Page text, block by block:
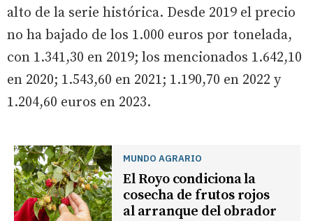
alto de la serie histórica. Desde 2019 el precio
no ha bajado de los 1.000 euros por tonelada,
con 1.341,30 en 2019; los mencionados 1.642,10
en 2020; 1.543,60 en 2021; 1.190,70 en 2022 y
1.204,60 euros en 2023.
MUNDO AGRARIO
El Royo condiciona la
cosecha de frutos rojos
al arranque del obrador